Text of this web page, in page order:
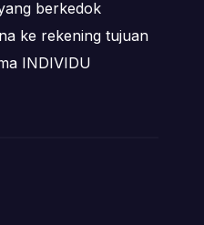
berkedok
ke rekening tujuan
INDIVIDU